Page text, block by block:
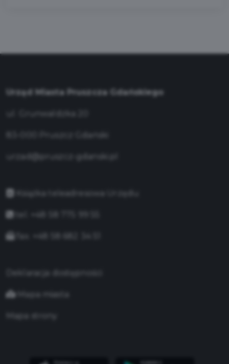
Urząd Miasta Pruszcza Gdańskiego
urzad@pruszcz-gdanski.pl
Książka teleadresowa Urzędu
Deklaracja dostępności
Mapa miasta
Mapa strony